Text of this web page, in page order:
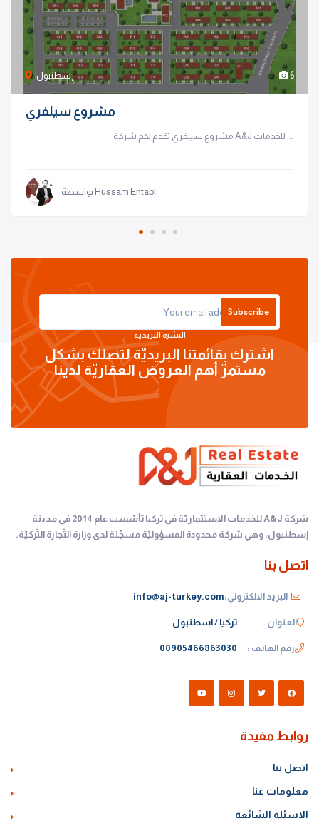
إسطنبول 6
مشروع سيلفري
مشروع سيلفري تقدم لكم شركة A&J للخدمات ...
بواسطة Hussam Entabli
Subscribe
النشرة البريدية
اشترك بقائمتنا البريديّة لتصلك بشكل
مستمرّ أهم العروض العقاريّة لدينا
شركة A&J للخدمات الاستثماريّة في تركيا تأسّست عام 2014 في مدينة
إسطنبول، وهي شركة محدودة المسؤوليّة مسجّلة لدى وزارة التّجارة التّركيّة.
اتصل بنا
البريد الالكتروني:info@aj-turkey.com
العنوان : تركيا / اسطنبول
رقم الهاتف : 00905466863030
روابط مفيدة
اتصل بنا
معلومات عنا
الاسئلة الشائعة